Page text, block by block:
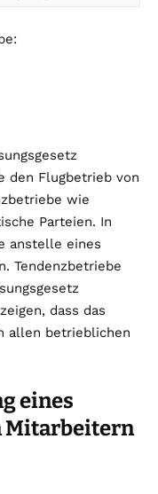
den Flugbetrieb von
wie
Parteien. In
anstelle eines
Tendenzbetriebe
dass das
allen betrieblichen
eines
Mitarbeitern